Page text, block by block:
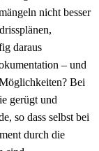
nicht besser
daraus
– und
Bei
gerügt und
so dass selbst bei
durch die